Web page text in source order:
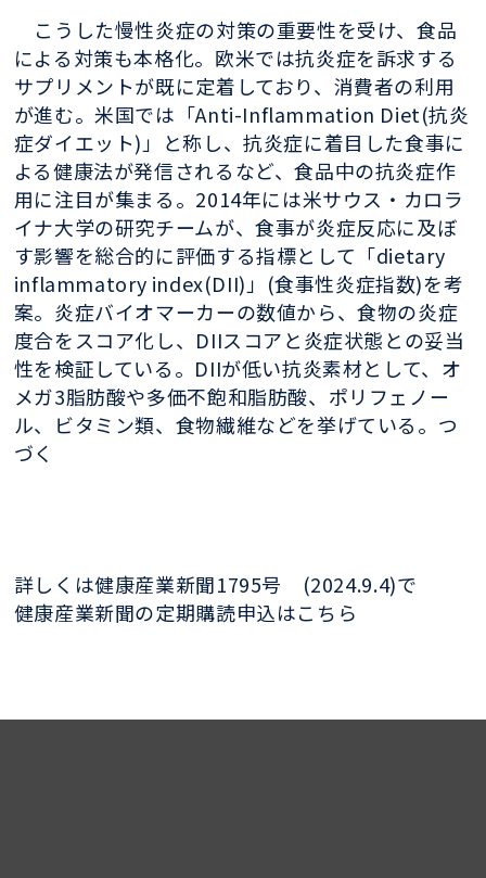
こうした慢性炎症の対策の重要性を受け、食品
による対策も本格化。欧米では抗炎症を訴求する
サプリメントが既に定着しており、消費者の利用
が進む。米国では「Anti-Inflammation Diet(抗炎
症ダイエット)」と称し、抗炎症に着目した食事に
よる健康法が発信されるなど、食品中の抗炎症作
用に注目が集まる。2014年には米サウス・カロラ
イナ大学の研究チームが、食事が炎症反応に及ぼ
す影響を総合的に評価する指標として「dietary
inflammatory index(DII)」(食事性炎症指数)を考
案。炎症バイオマーカーの数値から、食物の炎症
度合をスコア化し、DIIスコアと炎症状態との妥当
性を検証している。DIIが低い抗炎素材として、オ
メガ3脂肪酸や多価不飽和脂肪酸、ポリフェノー
ル、ビタミン類、食物繊維などを挙げている。つ
づく
詳しくは健康産業新聞1795号 (2024.9.4)で
健康産業新聞の定期購読申込はこちら